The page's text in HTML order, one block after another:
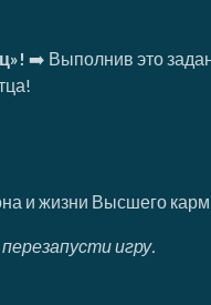
➡️ Выполнив это
и жизни Высшего
игру.